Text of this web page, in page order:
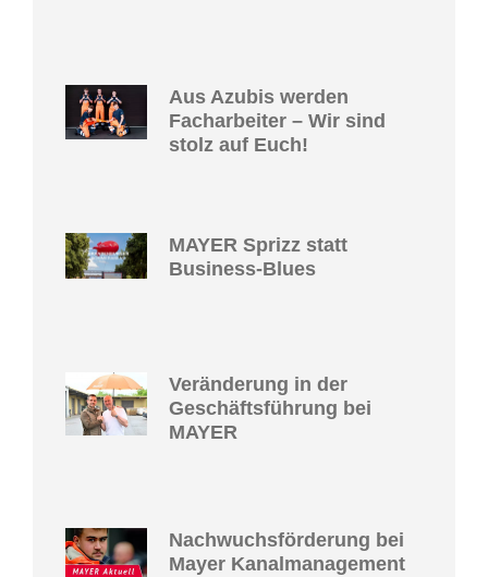
Aus Azubis werden
Facharbeiter – Wir sind
stolz auf Euch!
MAYER Sprizz statt
Business-Blues
Veränderung in der
Geschäftsführung bei
MAYER
Nachwuchsförderung bei
Mayer Kanalmanagement